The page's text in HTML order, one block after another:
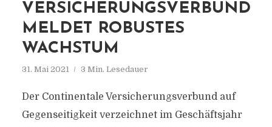
VERSICHERUNGSVERBUND
MELDET ROBUSTES
WACHSTUM
31. Mai 2021 3 Min. Lesedauer
Der Continentale Versicherungsverbund auf
Gegenseitigkeit verzeichnet im Geschäftsjahr